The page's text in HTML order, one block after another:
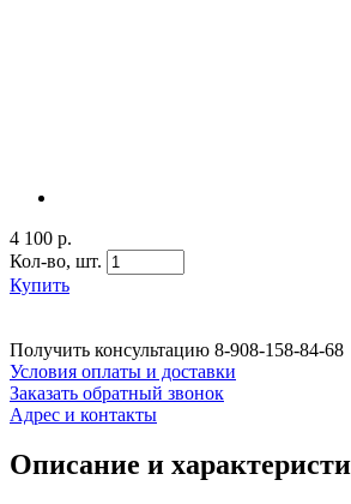
4 100 р.
Кол-во, шт.
Купить
Получить консультацию 8-908-158-84-68
Условия оплаты и доставки
Заказать обратный звонок
Адрес и контакты
Описание и